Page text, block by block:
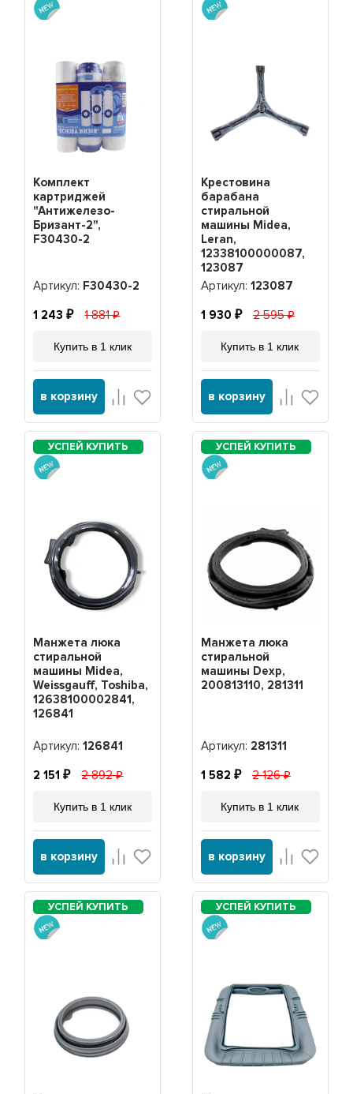
Комплект
картриджей
"Антижелезо-
Бризант-2",
F30430-2
Артикул: F30430-2
1 243 1 881
Купить в 1 клик
в корзину
Крестовина
барабана
стиральной
машины Midea,
Leran,
12338100000087,
123087
Артикул: 123087
1 930 2 595
Купить в 1 клик
в корзину
Манжета люка
стиральной
машины Midea,
Weissgauff, Toshiba,
12638100002841,
126841
Артикул:126841
2 151 2 892
Купить в 1 клик
в корзину
Манжета люка
стиральной
машины Dexp,
200813110, 281311
Артикул: 281311
1 582 2 126
Купить в 1 клик
в корзину